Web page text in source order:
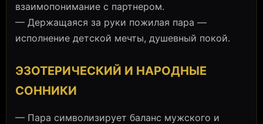
взаимопонимание с партнером.
— Держащаяся за руки пожилая пара —
исполнение детской мечты, душевный покой.
ЭЗОТЕРИЧЕСКИЙ И НАРОДНЫЕ
СОННИКИ
— Пара символизирует баланс мужского и